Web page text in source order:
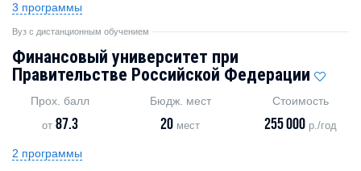
3 программы
Вуз с дистанционным обучением
Финансовый университет при
Правительстве Российской Федерации
Прох. балл
от87.3
Бюдж. мест
20 мест
Стоимость
255 000 р./год
2 программы